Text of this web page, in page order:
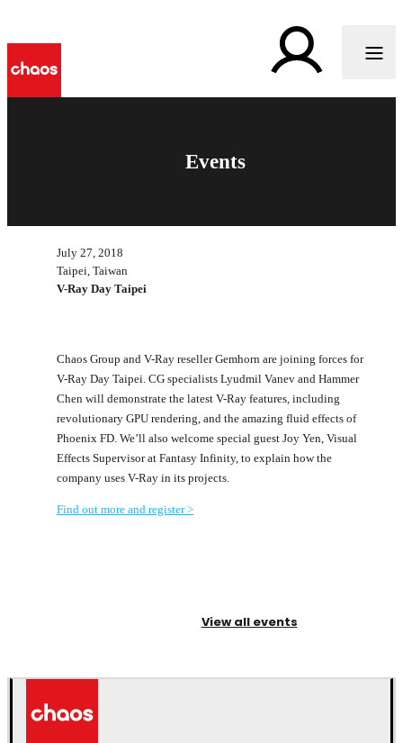
Events
July 27, 2018
Taipei, Taiwan
V-Ray Day Taipei
Chaos Group and V-Ray reseller Gemhorn are joining forces for
V-Ray Day Taipei. CG specialists Lyudmil Vanev and Hammer
Chen will demonstrate the latest V-Ray features, including
revolutionary GPU rendering, and the amazing fluid effects of
Phoenix FD. We’ll also welcome special guest Joy Yen, Visual
Effects Supervisor at Fantasy Infinity, to explain how the
company uses V-Ray in its projects.
Find out more and register >
View all events